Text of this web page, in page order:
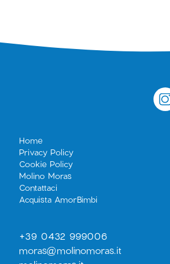
Home
Privacy Policy
Cookie Policy
Molino Moras
Contattaci
Acquista AmorBimbi
+39 0432 999006
moras@molinomoras.it